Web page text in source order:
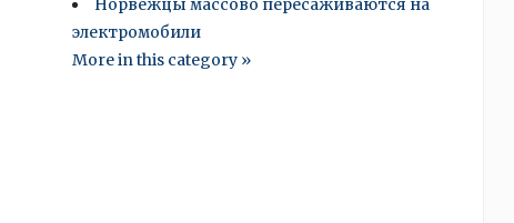
Норвежцы массово пересаживаются на
электромобили
More in this category »